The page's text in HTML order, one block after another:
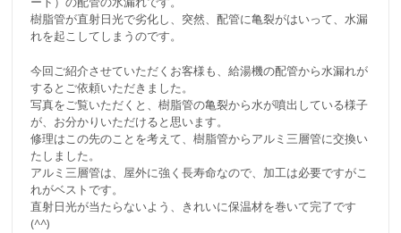
樹脂管が直射日光で劣化し、突然、配管に亀裂がはいって、水漏
れを起こしてしまうのです。
今回ご紹介させていただくお客様も、給湯機の配管から水漏れが
するとご依頼いただきました。
写真をご覧いただくと、樹脂管の亀裂から水が噴出している様子
が、お分かりいただけると思います。
修理はこの先のことを考えて、樹脂管からアルミ三層管に交換い
たしました。
アルミ三層管は、屋外に強く長寿命なので、加工は必要ですがこ
れがベストです。
直射日光が当たらないよう、きれいに保温材を巻いて完了です
(^^)